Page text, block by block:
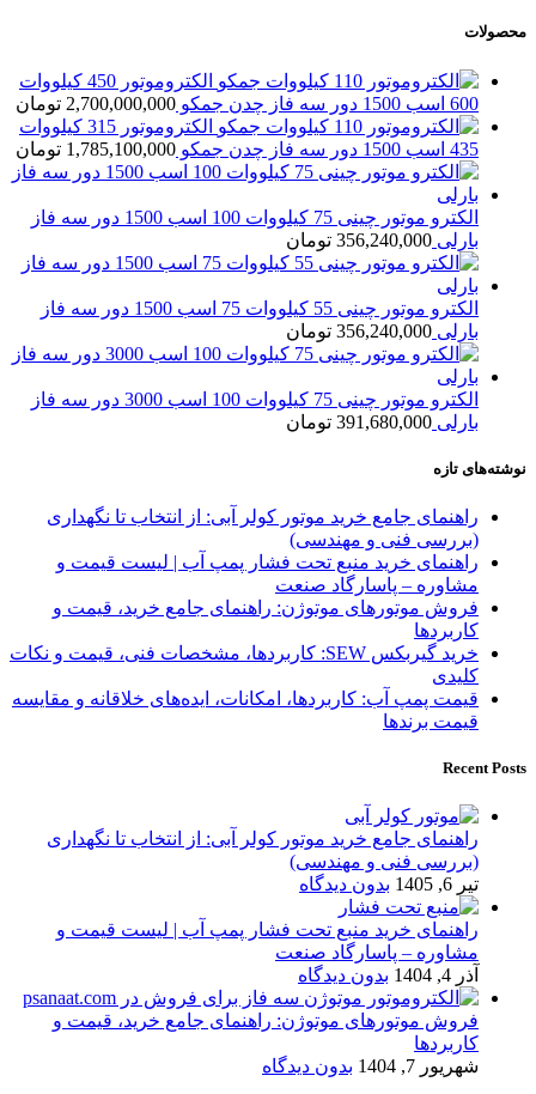
محصولات
الکتروموتور 450 کیلووات
600 اسب 1500 دور سه فاز چدن جمکو
2,700,000,000 تومان
الکتروموتور 315 کیلووات
435 اسب 1500 دور سه فاز چدن جمکو
1,785,100,000 تومان
الکترو موتور چینی 75 کیلووات 100 اسب 1500 دور سه فاز
بارلی 356,240,000 تومان
الکترو موتور چینی 55 کیلووات 75 اسب 1500 دور سه فاز
بارلی 356,240,000 تومان
الکترو موتور چینی 75 کیلووات 100 اسب 3000 دور سه فاز
بارلی 391,680,000 تومان
نوشته‌های تازه
راهنمای جامع خرید موتور کولر آبی: از انتخاب تا نگهداری
(بررسی فنی و مهندسی)
راهنمای خرید منبع تحت فشار پمپ آب | لیست قیمت و
مشاوره – پاسارگاد صنعت
فروش موتورهای موتوژن: راهنمای جامع خرید، قیمت و
کاربردها
خرید گیربکس SEW: کاربردها، مشخصات فنی، قیمت و نکات
کلیدی
قیمت پمپ آب: کاربردها، امکانات، ایده‌های خلاقانه و مقایسه
قیمت برندها
Recent Posts
راهنمای جامع خرید موتور کولر آبی: از انتخاب تا نگهداری
(بررسی فنی و مهندسی)
تیر 6, 1405
بدون دیدگاه
راهنمای خرید منبع تحت فشار پمپ آب | لیست قیمت و
مشاوره – پاسارگاد صنعت
آذر 4, 1404
بدون دیدگاه
فروش موتورهای موتوژن: راهنمای جامع خرید، قیمت و
کاربردها
شهریور 7, 1404
بدون دیدگاه